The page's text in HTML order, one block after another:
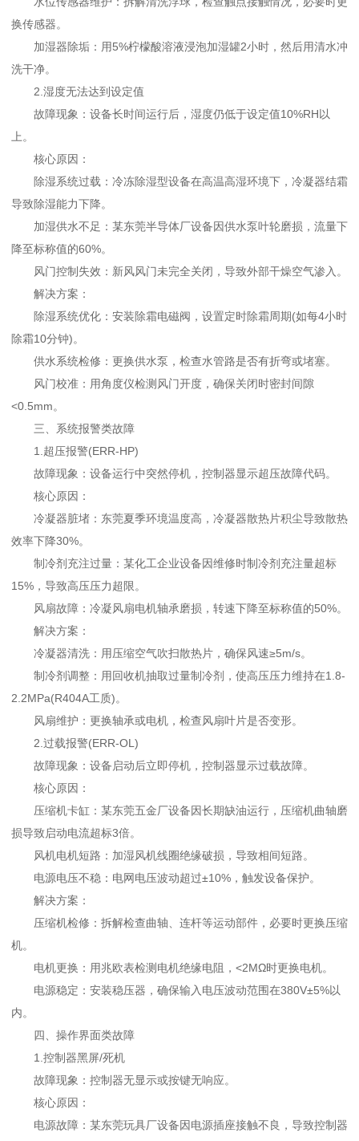
换传感器。
加湿器除垢：用5%柠檬酸溶液浸泡加湿罐2小时，然后用清水冲
洗干净。
2.湿度无法达到设定值
故障现象：设备长时间运行后，湿度仍低于设定值10%RH以
上。
核心原因：
除湿系统过载：冷冻除湿型设备在高温高湿环境下，冷凝器结霜
导致除湿能力下降。
加湿供水不足：某东莞半导体厂设备因供水泵叶轮磨损，流量下
降至标称值的60%。
风门控制失效：新风风门未完全关闭，导致外部干燥空气渗入。
解决方案：
除湿系统优化：安装除霜电磁阀，设置定时除霜周期(如每4小时
除霜10分钟)。
供水系统检修：更换供水泵，检查水管路是否有折弯或堵塞。
风门校准：用角度仪检测风门开度，确保关闭时密封间隙
<0.5mm。
三、系统报警类故障
1.超压报警(ERR-HP)
故障现象：设备运行中突然停机，控制器显示超压故障代码。
核心原因：
冷凝器脏堵：东莞夏季环境温度高，冷凝器散热片积尘导致散热
效率下降30%。
制冷剂充注过量：某化工企业设备因维修时制冷剂充注量超标
15%，导致高压压力超限。
风扇故障：冷凝风扇电机轴承磨损，转速下降至标称值的50%。
解决方案：
冷凝器清洗：用压缩空气吹扫散热片，确保风速≥5m/s。
制冷剂调整：用回收机抽取过量制冷剂，使高压压力维持在1.8-
2.2MPa(R404A工质)。
风扇维护：更换轴承或电机，检查风扇叶片是否变形。
2.过载报警(ERR-OL)
故障现象：设备启动后立即停机，控制器显示过载故障。
核心原因：
压缩机卡缸：某东莞五金厂设备因长期缺油运行，压缩机曲轴磨
损导致启动电流超标3倍。
风机电机短路：加湿风机线圈绝缘破损，导致相间短路。
电源电压不稳：电网电压波动超过±10%，触发设备保护。
解决方案：
压缩机检修：拆解检查曲轴、连杆等运动部件，必要时更换压缩
机。
电机更换：用兆欧表检测电机绝缘电阻，<2MΩ时更换电机。
电源稳定：安装稳压器，确保输入电压波动范围在380V±5%以
内。
四、操作界面类故障
1.控制器黑屏/死机
故障现象：控制器无显示或按键无响应。
核心原因：
电源故障：某东莞玩具厂设备因电源插座接触不良，导致控制器